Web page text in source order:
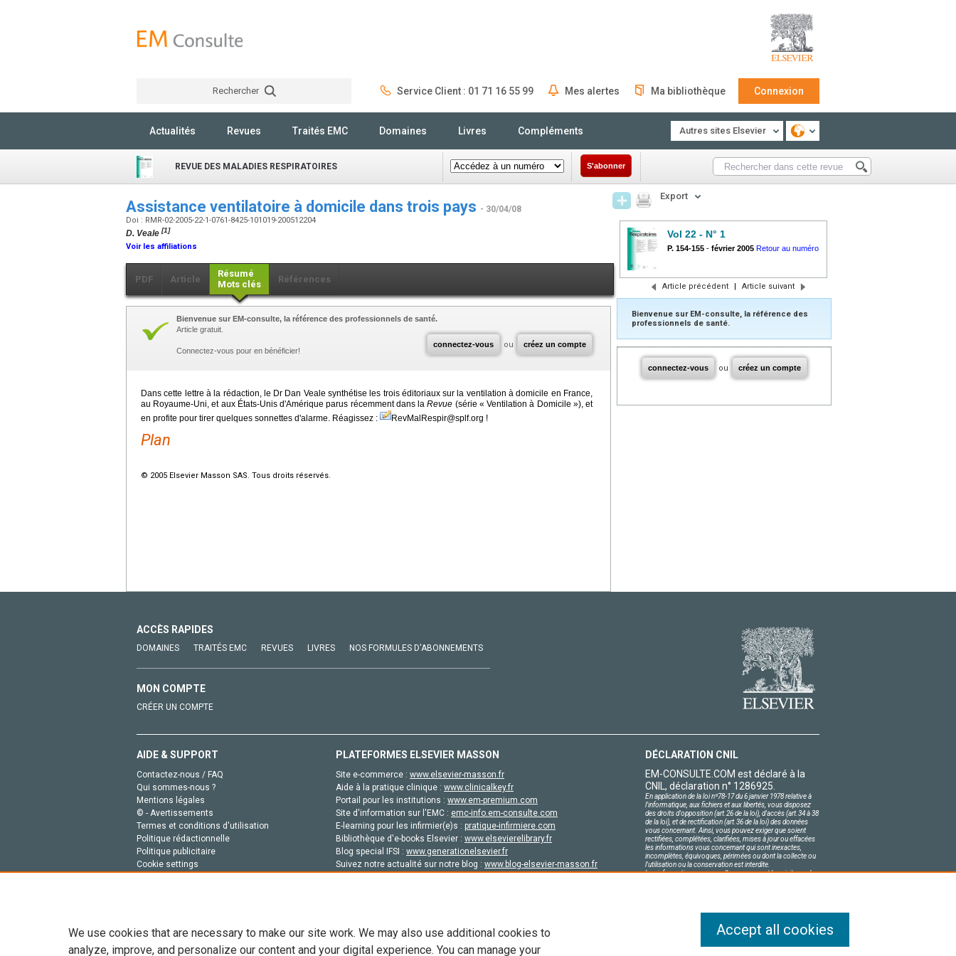
Rechercher Service Client : 01 71 16 55 99 Mes alertes Ma bibliothèque Connexion
Actualités Revues Traités EMC Domaines Livres Compléments Autres sites Elsevier
REVUE DES MALADIES RESPIRATOIRES S'abonner
Assistance ventilatoire à domicile dans trois pays - 30/04/08
Doi : RMR-02-2005-22-1-0761-8425-101019-200512204
D. Veale [1]
Voir les affiliations
PDF Article
Résumé
Mots clés
Références
connectez-vous ou créez un compte
Bienvenue sur EM-consulte, la référence des professionnels de santé.
Article gratuit.
Connectez-vous pour en bénéficier!
Dans cette lettre à la rédaction, le Dr Dan Veale synthétise les trois éditoriaux sur la ventilation à domicile en France,
au Royaume-Uni, et aux États-Unis d'Amérique parus récemment dans laRevue (série « Ventilation à Domicile »), et
en profite pour tirer quelques sonnettes d'alarme. Réagissez :
RevMalRespir@splf.org !
Plan
© 2005 Elsevier Masson SAS. Tous droits réservés.
Export
Vol 22 - N° 1
P. 154-155 - février 2005 Retour au numéro
Article précédent | Article suivant
Bienvenue sur EM-consulte, la référence des
professionnels de santé.
connectez-vous ou créez un compte
ACCÈS RAPIDES
DOMAINES TRAITÉS EMC REVUES LIVRES NOS FORMULES D'ABONNEMENTS
MON COMPTE
CRÉER UN COMPTE
AIDE & SUPPORT
Contactez-nous / FAQ
Qui sommes-nous ?
Mentions légales
© - Avertissements
Termes et conditions d'utilisation
Politique rédactionnelle
Politique publicitaire
Cookie settings
PLATEFORMES ELSEVIER MASSON
Site e-commerce : www.elsevier-masson.fr
Aide à la pratique clinique : www.clinicalkey.fr
Portail pour les institutions : www.em-premium.com
Site d'information sur l'EMC : emc-info.em-consulte.com
E-learning pour les infirmier(e)s : pratique-infirmiere.com
Bibliothèque d'e-books Elsevier : www.elsevierelibrary.fr
Blog special IFSI : www.generationelsevier.fr
Suivez notre actualité sur notre blog : www.blog-elsevier-masson.fr
DÉCLARATION CNIL
EM-CONSULTE.COM est déclaré à la
CNIL, déclaration n° 1286925.
En application de la loi nº78-17 du 6 janvier 1978 relative à
l'informatique, aux fichiers et aux libertés, vous disposez
des droits d'opposition (art.26 de la loi), d'accès (art.34 à 38
de la loi), et de rectification (art.36 de la loi) des données
vous concernant. Ainsi, vous pouvez exiger que soient
rectifiées, complétées, clarifiées, mises à jour ou effacées
les informations vous concernant qui sont inexactes,
incomplètes, équivoques, périmées ou dont la collecte ou
l'utilisation ou la conservation est interdite.
Les informations personnelles concernant les visiteurs de
We use cookies that are necessary to make our site work. We may also use additional cookies to
analyze, improve, and personalize our content and your digital experience. You can manage your
Accept all cookies